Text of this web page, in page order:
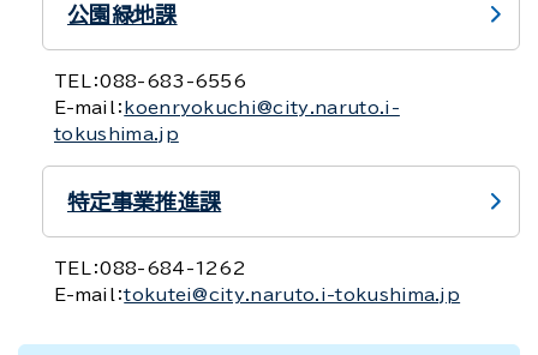
公園緑地課
TEL：088-683-6556
E-mail： koenryokuchi@city.naruto.i-
tokushima.jp
特定事業推進課
TEL：088-684-1262
E-mail：tokutei@city.naruto.i-tokushima.jp